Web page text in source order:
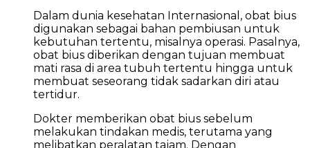
Dalam dunia kesehatan Internasional, obat bius
digunakan sebagai bahan pembiusan untuk
kebutuhan tertentu, misalnya operasi. Pasalnya,
obat bius diberikan dengan tujuan membuat
mati rasa di area tubuh tertentu hingga untuk
membuat seseorang tidak sadarkan diri atau
tertidur.
Dokter memberikan obat bius sebelum
melakukan tindakan medis, terutama yang
melibatkan peralatan tajam. Dengan